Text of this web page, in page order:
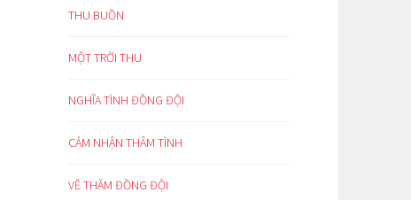
THU BUỒN
MỘT TRỜI THU
NGHĨA TÌNH ĐỒNG ĐỘI
CẢM NHẬN THÂM TÌNH
VỀ THĂM ĐỒNG ĐỘI